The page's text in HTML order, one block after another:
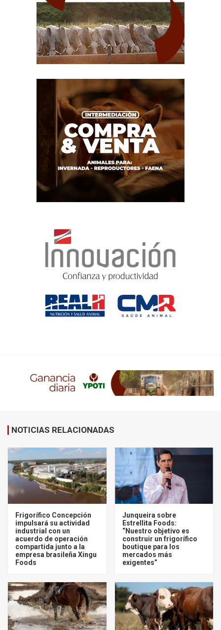
NOTICIAS RELACIONADAS
Frigorífico Concepción
impulsará su actividad
industrial con un
acuerdo de operación
compartida junto a la
empresa brasileña Xingu
Foods
Junqueira sobre
Estrellita Foods:
“Nuestro objetivo es
construir un frigorífico
boutique para los
mercados más
exigentes”